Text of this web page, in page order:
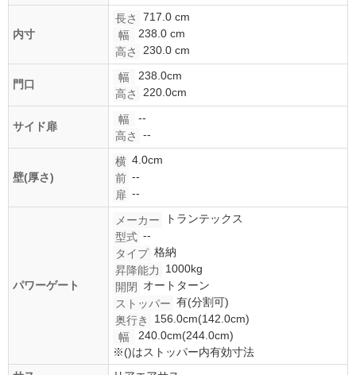
内寸
長さ
717.0 cm
幅
238.0 cm
高さ
230.0 cm
門口
幅
238.0cm
高さ
220.0cm
サイド扉
幅
--
高さ
--
壁(厚さ)
横 4.0cm
前 --
扉 --
パワーゲート
メーカー
トランテックス
型式 --
タイプ 格納
昇降能力
1000kg
開閉 オートターン
ストッパー 有(分割可)
奥行き
156.0cm(142.0cm)
幅
240.0cm(244.0cm)
※()はストッパー内有効寸法